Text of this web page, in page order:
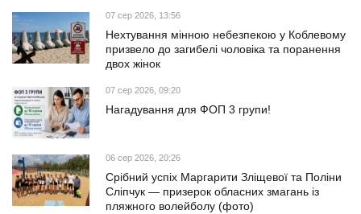
07 сер 2026, 13:56
Нехтування мінною небезпекою у Коблевому
призвело до загибелі чоловіка та поранення
двох жінок
07 сер 2026, 09:20
Нагадування для ФОП 3 групи!
06 сер 2026, 20:26
Срібний успіх Маргарити Зліщевої та Поліни
Сліпчук — призерок обласних змагань із
пляжного волейболу (фото)